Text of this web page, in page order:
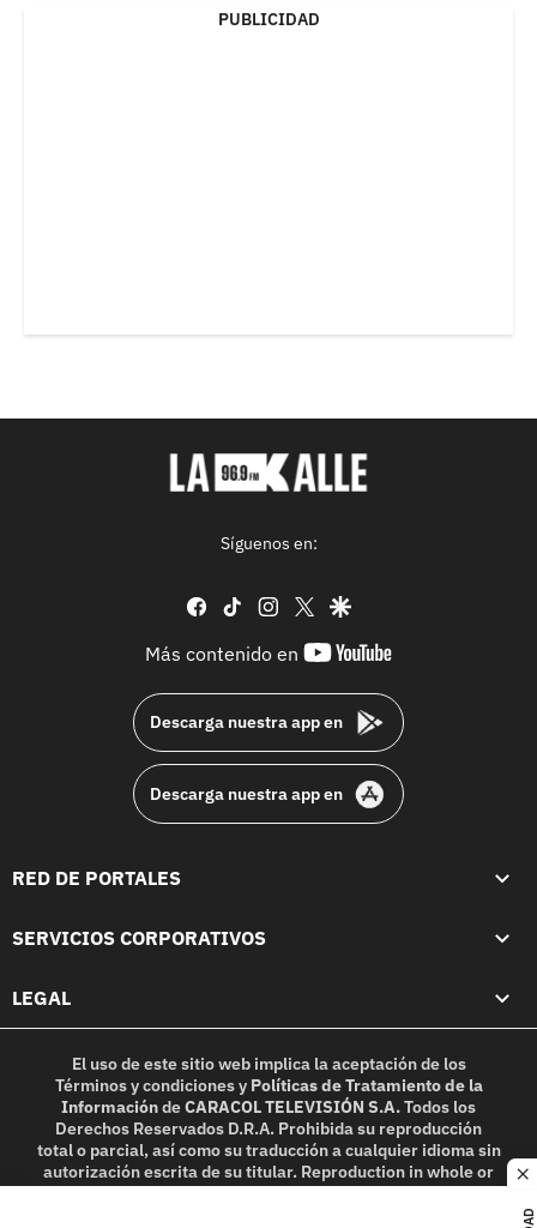
PUBLICIDAD
Síguenos en:
facebook
tiktok instagram
twittergoogle
Más contenido en
youtube-
Descarga nuestra app en
Descarga nuestra app en
RED DE PORTALES
SERVICIOS CORPORATIVOS
LEGAL
El uso de este sitio web implica la aceptación de los
Términos y condicionesy Políticas de Tratamiento de la
InformacióndeCARACOL TELEVISIÓN S.A.Todos los
Derechos Reservados D.R.A. Prohibida su reproducción
total o parcial, así como su traducción a cualquier idioma sin
autorización escrita de su titular. Reproduction in whole or